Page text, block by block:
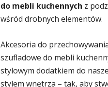
do mebli kuchennych z
wśród drobnych elementów.
Akcesoria do
szufladowe do mebli
stylowym dodatkiem do
stylem wnętrza – tak, aby